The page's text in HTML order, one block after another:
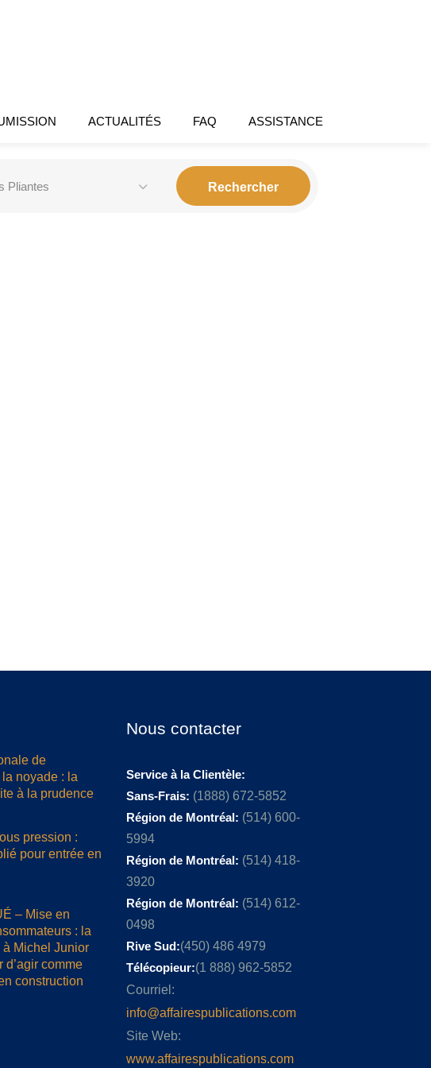
ACTUALITÉS FAQ ASSISTANCE
Pliantes
de
noyade : la
à la prudence
pression :
pour entrée en
– Mise en
: la
à Michel Junior
d’agir comme
construction
Nous contacter
Service à la Clientèle:
Sans-Frais: (1888) 672-5852
Région de Montréal: (514) 600-
5994
Région de Montréal: (514) 418-
3920
Région de Montréal: (514) 612-
0498
Rive Sud:(450) 486 4979
Télécopieur:(1 888) 962-5852
Courriel:
info@affairespublications.com
Site Web:
www.affairespublications.com